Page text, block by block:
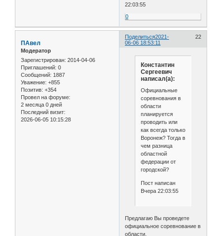
22:03:55
0
Поделиться 22
2021-
06-06 18:53:11
ПАвел
Модератор
Зарегистрирован: 2014-04-06
Приглашений: 0
Сообщений: 1887
Уважение: +855
Позитив: +354
Провел на форуме:
2 месяца 0 дней
Последний визит:
2026-06-05 10:15:28
Константин
Сергеевич
написал(а):
Официальные
соревнования в
области
планируется
проводить или
как всегда только
Воронеж? Тогда в
чем разница
областной
федерации от
городской?
Пост написан
Вчера 22:03:55
Предлагаю Вы проведете
официальное соревнование в
области.